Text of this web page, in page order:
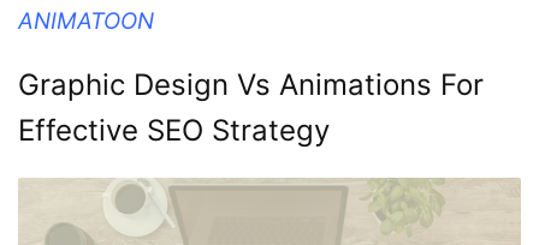
ANIMATOON
Graphic Design Vs Animations For
Effective SEO Strategy